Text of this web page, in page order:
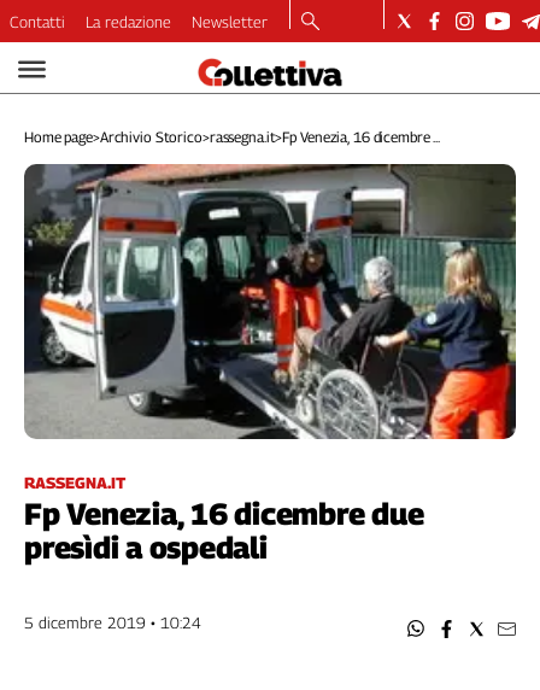
Video
Dirette
Longform
Copertine
Economia
Lavoro
Ambiente
Diritti
Welfare
Internazionale
Categorie
Filcams
Fillea
Contatti La redazione Newsletter
Home page>Archivio Storico>rassegna.it>Fp Venezia, 16 dicembre ...
RASSEGNA.IT
Fp Venezia, 16 dicembre due
presìdi a ospedali
5 dicembre 2019 • 10:24